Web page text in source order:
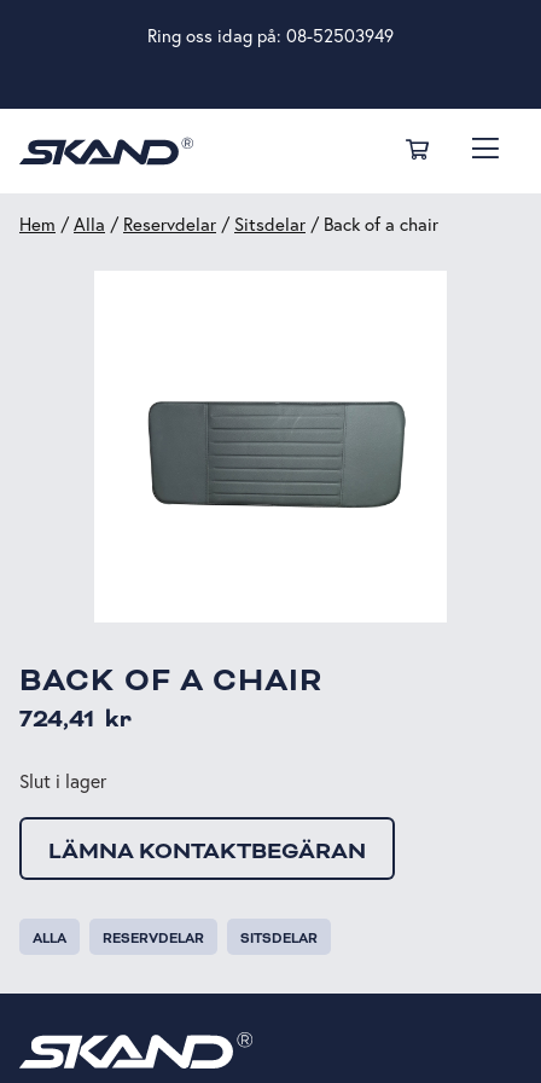
Ring oss idag på: 08-52503949
Hem /Alla / Reservdelar / Sitsdelar / Back of a chair
BACK OF A CHAIR
724,41 kr
Slut i lager
LÄMNA KONTAKTBEGÄRAN
ALLA RESERVDELAR SITSDELAR